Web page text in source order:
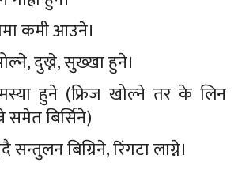
कमी आउने।
दुख्ने, सुख्खा हुने।
हुने (फ्रिज खोल्ने तर के लिन
समेत बिर्सिने)
सन्तुलन बिग्रिने, रिंगटा लाग्ने।